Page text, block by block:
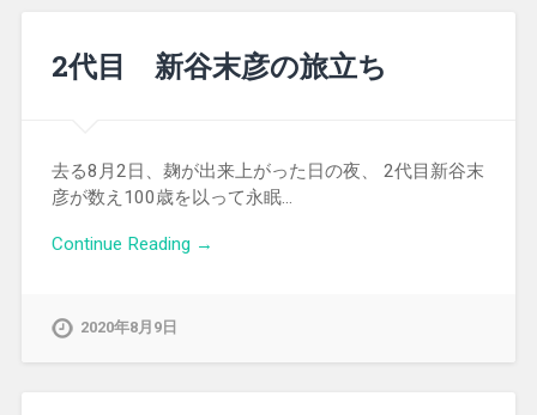
2代目 新谷末彦の旅立ち
去る8月2日、麹が出来上がった日の夜、 2代目新谷末
彦が数え100歳を以って永眠…
Continue Reading →
2020年8月9日